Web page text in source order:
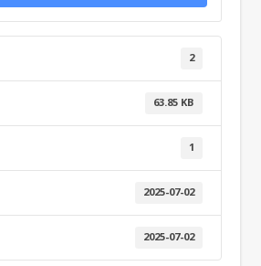
2
63.85 KB
1
2025-07-02
2025-07-02